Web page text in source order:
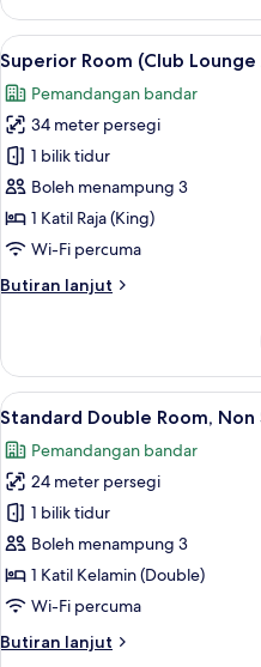
Non
Smoking
(Club
Lounge
Access)
Lihat
semua
foto
untuk
Superior
Room
(Club
Lounge
Access)
11
Superior Room (Club Lounge
Pemandangan bandar
34 meter persegi
1 bilik tidur
Boleh menampung 3
1 Katil Raja (King)
Wi-Fi percuma
Butiran lanjut
Butiran
Room
(Club
Lounge
Lihat
semua
foto
untuk
Standard
Double
Room,
Non
Smoking
(Plus)
8
Standard Double Room, Non
Pemandangan bandar
24 meter persegi
1 bilik tidur
Boleh menampung 3
1 Katil Kelamin (Double)
Wi-Fi percuma
Butiran lanjut
Butiran